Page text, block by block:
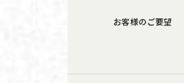
お客様のご要望